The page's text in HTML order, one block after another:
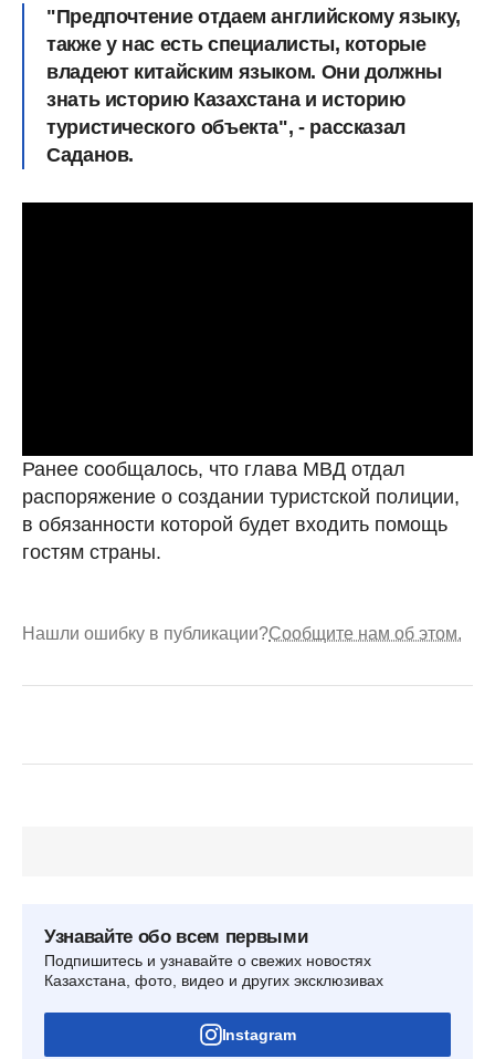
"Предпочтение отдаем английскому языку,
также у нас есть специалисты, которые
владеют китайским языком. Они должны
знать историю Казахстана и историю
туристического объекта", - рассказал
Cаданов.
Ранее сообщалось, что глава МВД отдал
распоряжение о создании туристской полиции,
в обязанности которой будет входить помощь
гостям страны.
Нашли ошибку в публикации?Сообщите нам об этом.
Узнавайте обо всем первыми
Подпишитесь и узнавайте о свежих новостях
Казахстана, фото, видео и других эксклюзивах
Instagram